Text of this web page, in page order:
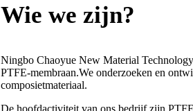
Wie we zijn?
Ningbo Chaoyue New Material
PTFE-membraan.We onderzoeken en
composietmateriaal.
De hoofdactiviteit van ons bedrijf zijn